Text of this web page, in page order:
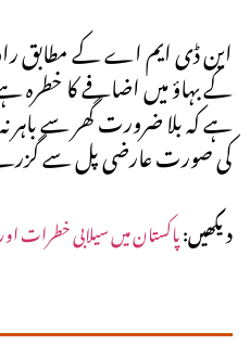
این ڈی ایم اے کے مطابق
کے بہاؤ میں اضافے کا خطرہ
ہے کہ بلا ضرورت گھر سے باہر نہ
کی صورت عارضی پل سے
دیکھیں:پاکستان میں سیلابی خطرات